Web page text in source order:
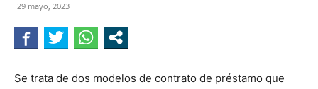
29 mayo, 2023
Se trata de dos modelos de contrato de préstamo que